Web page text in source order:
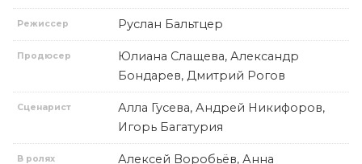
Режиссер Руслан Бальтцер
Продюсер
Юлиана Слащева, Александр
Бондарев, Дмитрий Рогов
Сценарист
Алла Гусева, Андрей Никифоров,
Игорь Багатурия
В ролях
Алексей Воробьёв, Анна